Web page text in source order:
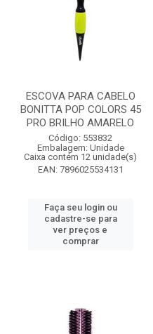
ESCOVA PARA CABELO
BONITTA POP COLORS 45
PRO BRILHO AMARELO
Código: 553832
Embalagem: Unidade
Caixa contém 12 unidade(s)
EAN: 7896025534131
Faça seu login ou
cadastre-se para
ver preços e
comprar